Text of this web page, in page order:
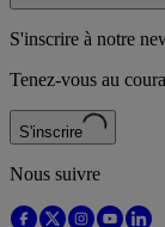
S'inscrire à notre
Tenez-vous au
S'inscrire
Nous suivre